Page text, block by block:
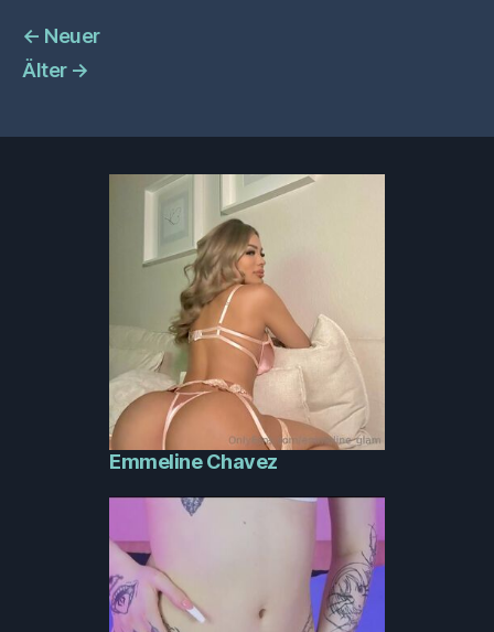
← Neuer
Älter →
Emmeline Chavez